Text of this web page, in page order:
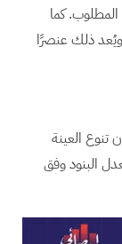
كما
ويُعد ذلك عنصرًا
تنوع العينة
البنود وفق